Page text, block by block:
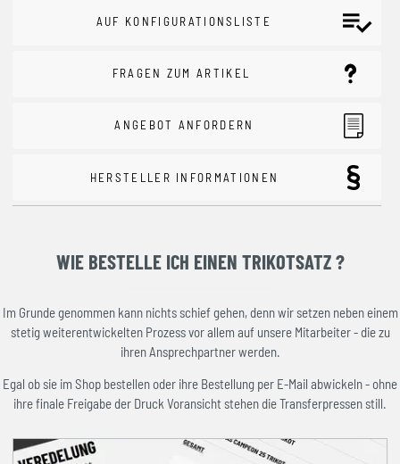
AUF KONFIGURATIONSLISTE
FRAGEN ZUM ARTIKEL
ANGEBOT ANFORDERN
HERSTELLER INFORMATIONEN
WIE BESTELLE ICH EINEN TRIKOTSATZ ?
Im Grunde genommen kann nichts schief gehen, denn wir setzen neben einem
stetig weiterentwickelten Prozess vor allem auf unsere Mitarbeiter - die zu
ihren Ansprechpartner werden.
Egal ob sie im Shop bestellen oder ihre Bestellung per E-Mail abwickeln - ohne
ihre finale Freigabe der Druck Voransicht stehen die Transferpressen still.